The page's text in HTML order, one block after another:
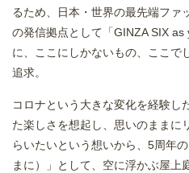
るため、日本・世界の最先端ファ
の発信拠点として「GINZA SIX
に、ここにしかないもの、ここで
追求。
コロナという大きな変化を経験し
た楽しさを想起し、思いのままに
らいたいという想いから、5周年
まに）」として、空に浮かぶ屋上